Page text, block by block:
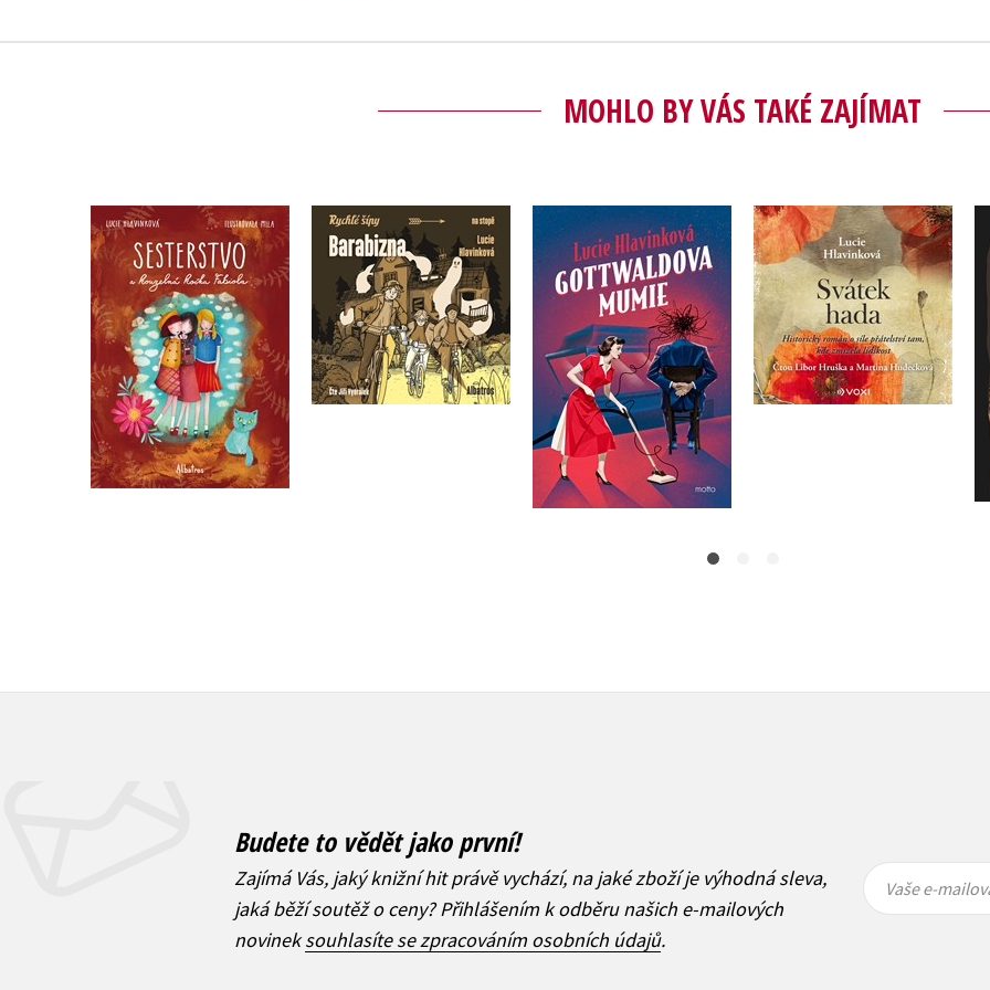
MOHLO BY VÁS TAKÉ ZAJÍMAT
Sesterstvo a kouzelná
kočka Fabiola
Lucie Hlavinková
Do košíku
329 Kč
263 Kč
Barabizna (audiokniha
na CD)
Lucie Hlavinková
Jaroslav Foglar
Gottwaldova mumie
Lucie Hlavinková
Do košíku
399 Kč
319 Kč
Svátek hada
(audiokniha)
Lucie Hlavinková
Budete to vědět jako první!
Zajímá Vás, jaký knižní hit právě vychází, na jaké zboží je výhodná sleva,
jaká běží soutěž o ceny? Přihlášením k odběru našich e-mailových
novineksouhlasíte se zpracováním osobních údajů.
Vaše e-
mailová
Vaše e-
mailová
Vaše e-